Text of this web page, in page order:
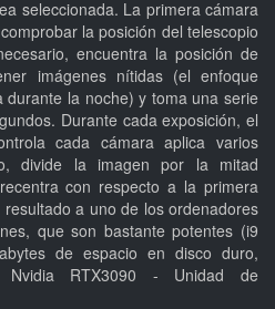
seleccionada. La primera cámara
la posición del telescopio
encuentra la posición de
imágenes nítidas (el enfoque
la noche) y toma una serie
Durante cada exposición, el
cada cámara aplica varios
divide la imagen por la mitad
con respecto a la primera
a uno de los ordenadores
que son bastante potentes (i9
de espacio en disco duro,
RTX3090 - Unidad de